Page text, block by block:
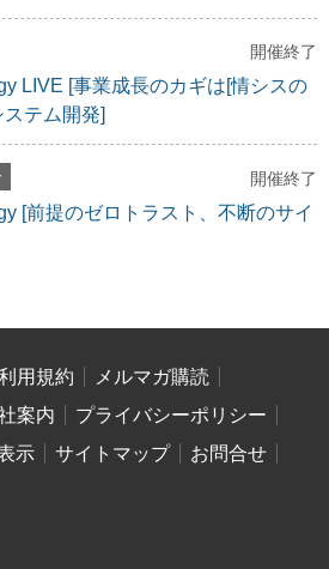
開催終了
LIVE [事業成長のカギは[情シスの
テム開発]
開催終了
[前提のゼロトラスト、不断のサイ
用規約
メルマガ購読
案内
プライバシーポリシー
示
サイトマップ
お問合せ